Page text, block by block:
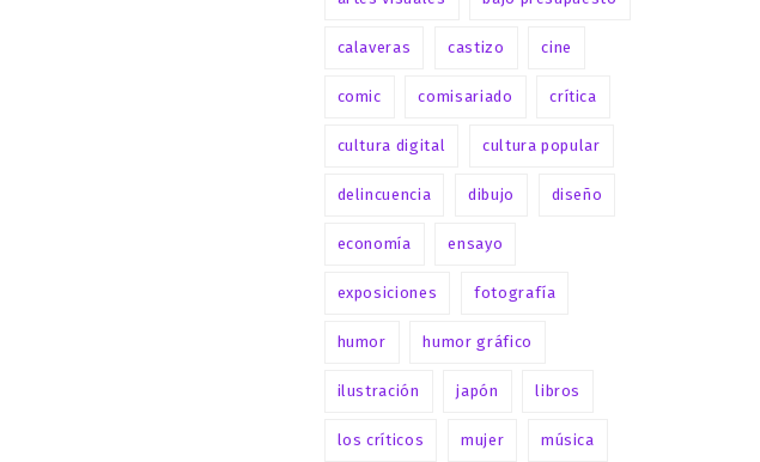
calaveras castizo cine
comic comisariado crítica
cultura digital cultura popular
delincuencia dibujo diseño
economía ensayo
exposiciones fotografía
humor humor gráfico
ilustración japón libros
los críticos mujer música